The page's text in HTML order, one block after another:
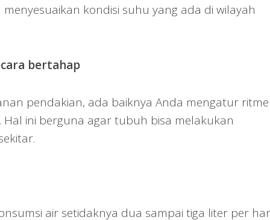
kondisi suhu yang ada di wilayah
bertahap
pendakian, ada baiknya Anda mengatur ritme
ini berguna agar tubuh bisa melakukan
air setidaknya dua sampai tiga liter per